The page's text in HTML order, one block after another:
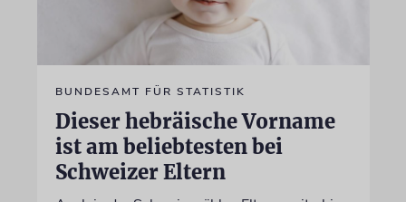
BUNDESAMT FÜR STATISTIK
Dieser hebräische Vorname
ist am beliebtesten bei
Schweizer Eltern